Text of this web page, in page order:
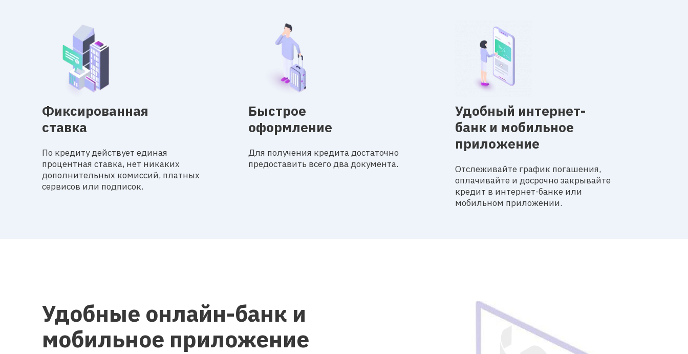
Фиксированная
ставка
По кредиту действует единая
процентная ставка, нет никаких
дополнительных комиссий, платных
сервисов или подписок.
Быстрое
оформление
Для получения кредита достаточно
предоставить всего два документа.
Удобный интернет-
банк и мобильное
приложение
Отслеживайте график погашения,
оплачивайте и досрочно закрывайте
кредит в интернет-банке или
мобильном приложении.
Удобные онлайн-банк и
мобильное приложение